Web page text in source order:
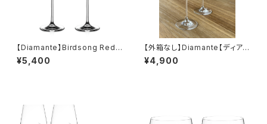
【Diamante】Birdsong Red
Wine Pair S/2 【ディアマンテ】
バードソング ワイングラス 赤
¥5,400
【外箱なし】Diamante【ディアマ
ンテ】Romance ロマンス 赤ワ
イングラス スワロフスキー ペア
¥4,900